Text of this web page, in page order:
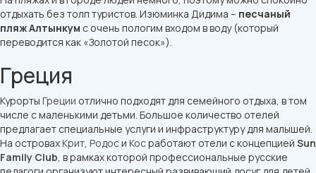
отдыхать без толп туристов. Изюминка Дидима – песчаный
пляж Алтынкум с очень пологим входом в воду (который
переводится как «Золотой песок»).
Греция
Курорты Греции отлично подходят для семейного отдыха, в том
числе с маленькими детьми. Большое количество отелей
предлагает специальные услуги и инфраструктуру для малышей.
На островахКрит Родоси Косработают отели c концепцией Sun
Family Club , в рамках которой профессиональные русские